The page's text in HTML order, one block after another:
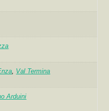
, Val Termina
Arduini